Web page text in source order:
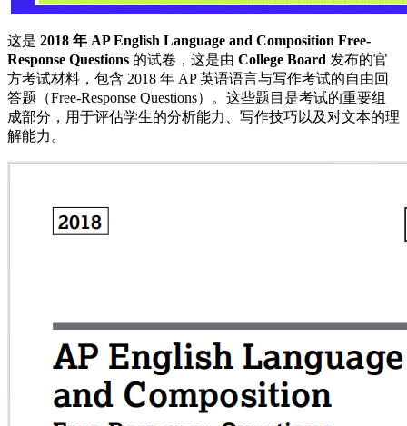
这是 2018 年 AP English Language and Composition Free-
Response Questions 的试卷，这是由 College Board 发布的官
方考试材料，包含 2018 年 AP 英语语言与写作考试的自由回
答题（Free-Response Questions）。这些题目是考试的重要组
成部分，用于评估学生的分析能力、写作技巧以及对文本的理
解能力。